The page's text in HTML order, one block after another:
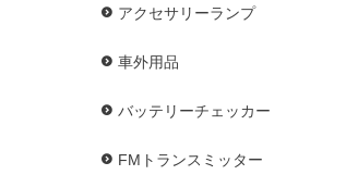
アクセサリーランプ
車外用品
バッテリーチェッカー
FMトランスミッター